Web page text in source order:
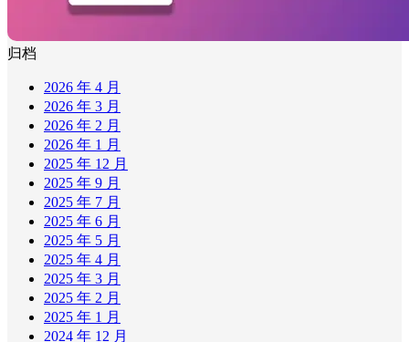
归档
2026 年 4 月
2026 年 3 月
2026 年 2 月
2026 年 1 月
2025 年 12 月
2025 年 9 月
2025 年 7 月
2025 年 6 月
2025 年 5 月
2025 年 4 月
2025 年 3 月
2025 年 2 月
2025 年 1 月
2024 年 12 月